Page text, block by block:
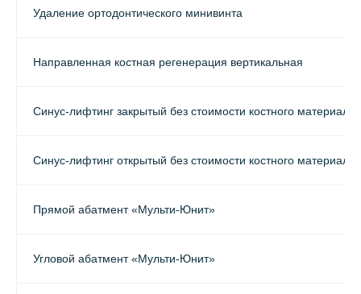
Удаление ортодонтического минивинта
Направленная костная регенерация вертикальная
Синус-лифтинг закрытый без стоимости костного материала
Синус-лифтинг открытый без стоимости костного материала
Прямой абатмент «Мульти-Юнит»
Угловой абатмент «Мульти-Юнит»